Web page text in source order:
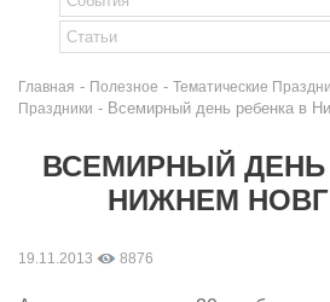
Главная - Полезное - Тематические
Праздники - Всемирный день ребенка в
ВСЕМИРНЫЙ ДЕНЬ
НИЖНЕМ
19.11.2013 8876